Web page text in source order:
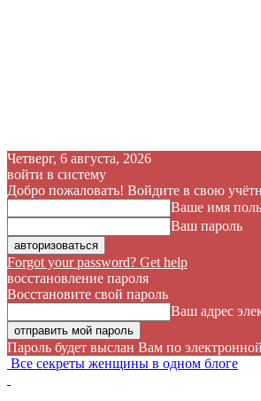
Четверг, 6 августа, 2026
войти в систему
Добро пожаловать! Войдите в свою
Ваше имя
Ваш пароль
Forgot your password? Get help
восстановление пароля
Восстановите свой пароль
Ваш адрес
Пароль будет выслан Вам по
Все секреты женщины в одном блоге